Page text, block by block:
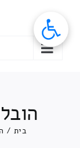
בית /